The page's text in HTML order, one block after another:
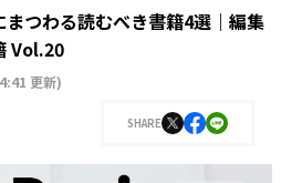
まつわる読むべき書籍4選｜編集
Vol.20
更新)
SHARE